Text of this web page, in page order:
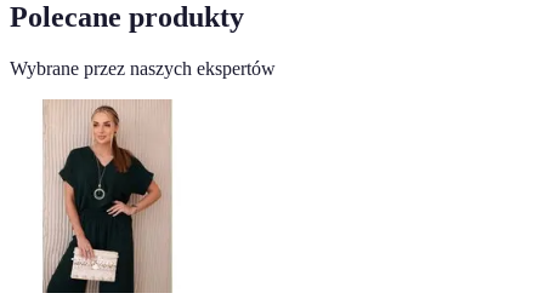
Polecane produkty
Wybrane przez naszych ekspertów